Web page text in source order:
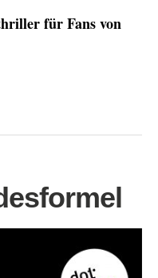
für Fans von